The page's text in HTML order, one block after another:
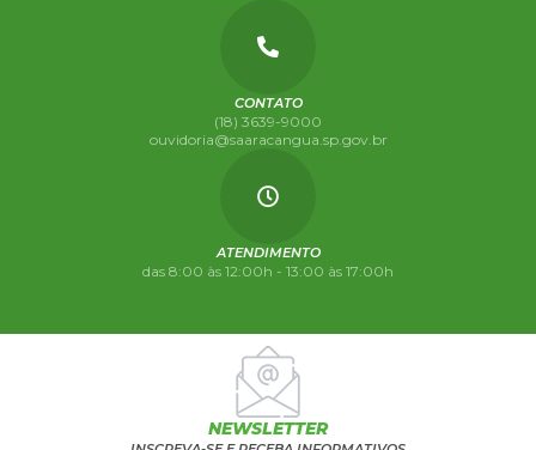
CONTATO
(18) 3639-9000
ouvidoria@saaracangua.sp.gov.br
ATENDIMENTO
das 8:00 às 12:00h - 13:00 às 17:00h
NEWSLETTER